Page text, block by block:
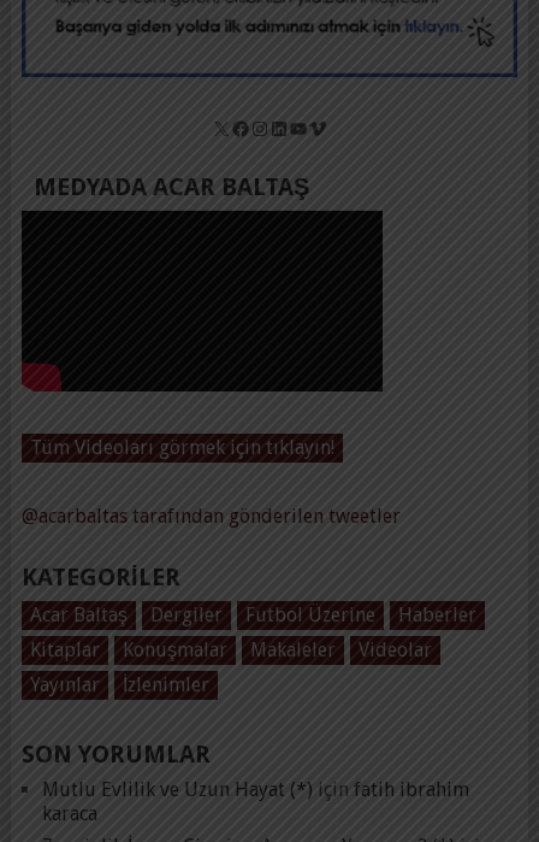
X Facebook
Instagram
LinkedIn
YouTube
Vimeo
MEDYADA ACAR BALTAŞ
Tüm Videoları görmek için tıklayın!
@acarbaltas tarafından gönderilen tweetler
KATEGORILER
Acar Baltaş Dergiler Futbol Üzerine
Haberler
Kitaplar
Konuşmalar Makaleler
Videolar
Yayınlar
İzlenimler
SON YORUMLAR
Mutlu Evlilik ve Uzun Hayat (*) için fatih ibrahim
karaca